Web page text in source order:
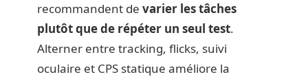
recommandent de varier les tâches
plutôt que de répéter un seul test.
Alterner entre tracking, flicks, suivi
oculaire et CPS statique améliore la